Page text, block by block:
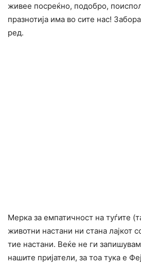
живее посреќно, подобро,
празнотија има во сите нас!
ред.
Мерка за емпатичност на туѓите
животни настани ни стана лајкот
тие настани. Веќе не ги
нашите пријатели, за тоа тука е